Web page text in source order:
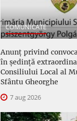
COMUNICATE
Anunţ privind
în şedinţă
Consiliului Local al
Sfântu Gheorghe
7 aug 2026